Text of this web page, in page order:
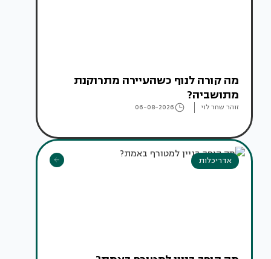
מה קורה לנוף כשהעיירה מתרוקנת
מתושביה?
זוהר שחר לוי 06-08-2026
אדריכלות